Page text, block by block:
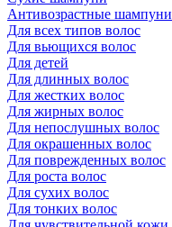
Антивозрастные шампуни
Для всех типов волос
Для вьющихся волос
Для детей
Для длинных волос
Для жестких волос
Для жирных волос
Для непослушных волос
Для окрашенных волос
Для поврежденных волос
Для роста волос
Для сухих волос
Для тонких волос